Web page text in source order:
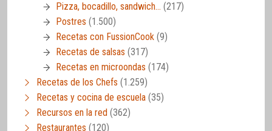
Pizza, bocadillo, sandwich… (217)
Postres (1.500)
Recetas con FussionCook (9)
Recetas de salsas (317)
Recetas en microondas (174)
Recetas de los Chefs (1.259)
Recetas y cocina de escuela (35)
Recursos en la red (362)
Restaurantes (120)